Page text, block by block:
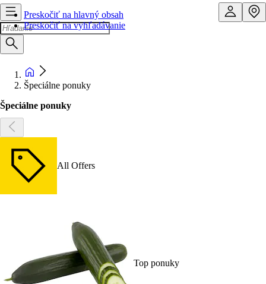
Preskočiť na hlavný obsah
Preskočiť na vyhľadávanie
Špeciálne ponuky
Špeciálne ponuky
All Offers
Top ponuky